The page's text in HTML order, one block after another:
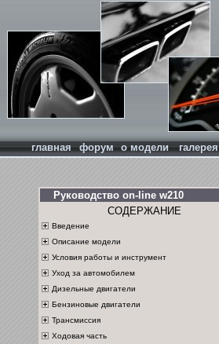
главная форум о модели галерея
Руководство on-line w210
СОДЕРЖАНИЕ
Введение
Описание модели
Условия работы и инструмент
Уход за автомобилем
Дизельные двигатели
Бензиновые двигатели
Трансмиссия
Ходовая часть